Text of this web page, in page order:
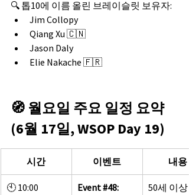
🔍 톱10에 이름 올린 브레이슬릿 보유자:
Jim Collopy
Qiang Xu 🇨🇳
Jason Daly
Elie Nakache 🇫🇷
🧭 월요일 주요 일정 요약
(6월 17일, WSOP Day 19)
시간 이벤트 내용
🕙 10:00 Event #48:
50세 이상